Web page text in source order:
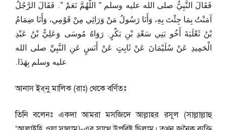
فَقَالَ النَّبِيُّ صلى الله عليه وسلم ‏”‏ اللَّهُمَّ نَعَمْ ‏”‏‏.‏ فَقَالَ الرَّجُلُ
آمَنْتُ بِمَا جِئْتَ بِهِ، وَأَنَا رَسُولُ مَنْ وَرَائِي مِنْ قَوْمِي، وَأَنَا ضِمَامُ
بْنُ ثَعْلَبَةَ أَخُو بَنِي سَعْدِ بْنِ بَكْرٍ‏.‏ رَوَاهُ مُوسَى وَعَلِيُّ بْنُ عَبْدِ
الْحَمِيدِ عَنْ سُلَيْمَانَ عَنْ ثَابِتٍ عَنْ أَنَسٍ عَنِ النَّبِيِّ صلى الله
عليه وسلم بِهَذَا‏.‏
আনাস ইব্‌নু মালিক (রাঃ) থেকে বর্ণিতঃ
তিনি বলেনঃ একদা আমরা মসজিদে আল্লাহর রসূল (সাল্লাল্লাহু